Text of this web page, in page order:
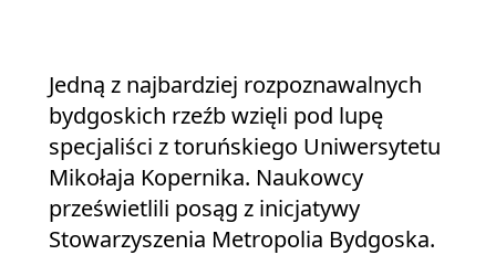
Jedną z najbardziej rozpoznawalnych
bydgoskich rzeźb wzięli pod lupę
specjaliści z toruńskiego Uniwersytetu
Mikołaja Kopernika. Naukowcy
prześwietlili posąg z inicjatywy
Stowarzyszenia Metropolia Bydgoska.